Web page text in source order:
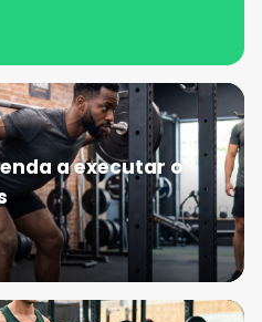
a executar o